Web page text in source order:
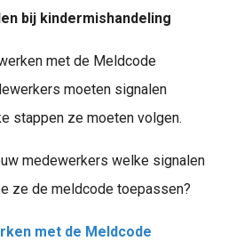
bij kindermishandeling
met de Meldcode
moeten signalen
stappen ze moeten volgen.
medewerkers welke signalen
ze de meldcode toepassen?
met de Meldcode